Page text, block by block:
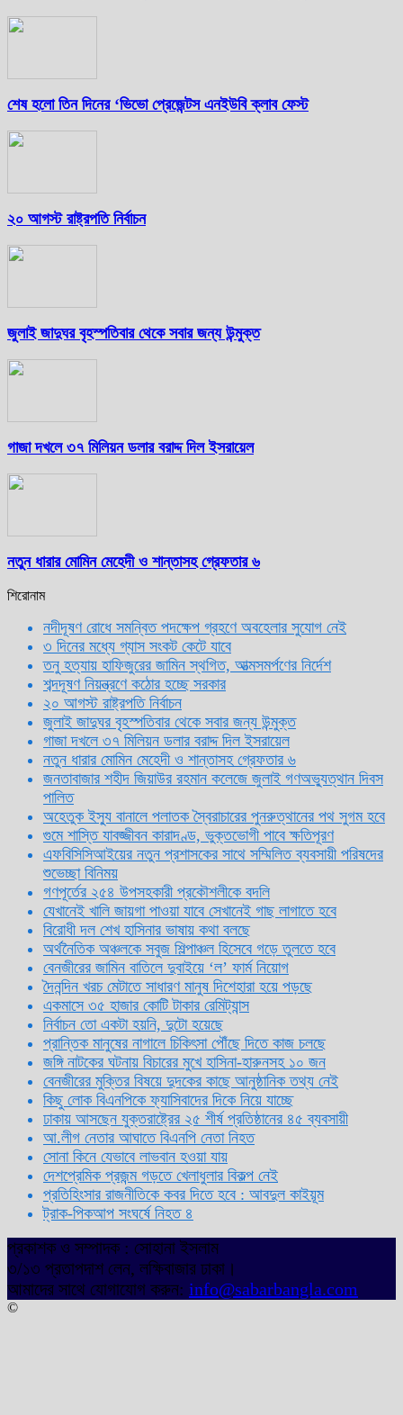
শেষ হলো তিন দিনের ‘ভিভো প্রেজেন্টস এনইউবি ক্লাব ফেস্ট
২০ আগস্ট রাষ্ট্রপতি নির্বাচন
জুলাই জাদুঘর বৃহস্পতিবার থেকে সবার জন্য উন্মুক্ত
গাজা দখলে ৩৭ মিলিয়ন ডলার বরাদ্দ দিল ইসরায়েল
নতুন ধারার মোমিন মেহেদী ও শান্তাসহ গ্রেফতার ৬
শিরোনাম
নদীদূষণ রোধে সমন্বিত পদক্ষেপ গ্রহণে অবহেলার সুযোগ নেই
৩ দিনের মধ্যে গ্যাস সংকট কেটে যাবে
তনু হত্যায় হাফিজুরের জামিন স্থগিত, আত্মসমর্পণের নির্দেশ
শব্দদূষণ নিয়ন্ত্রণে কঠোর হচ্ছে সরকার
২০ আগস্ট রাষ্ট্রপতি নির্বাচন
জুলাই জাদুঘর বৃহস্পতিবার থেকে সবার জন্য উন্মুক্ত
গাজা দখলে ৩৭ মিলিয়ন ডলার বরাদ্দ দিল ইসরায়েল
নতুন ধারার মোমিন মেহেদী ও শান্তাসহ গ্রেফতার ৬
জনতাবাজার শহীদ জিয়াউর রহমান কলেজে জুলাই গণঅভ্যুত্থান দিবস
পালিত
অহেতুক ইস্যু বানালে পলাতক স্বৈরাচারের পুনরুত্থানের পথ সুগম হবে
গুমে শাস্তি যাবজ্জীবন কারাদণ্ড, ভুক্তভোগী পাবে ক্ষতিপূরণ
এফবিসিসিআইয়ের নতুন প্রশাসকের সাথে সম্মিলিত ব্যবসায়ী পরিষদের
শুভেচ্ছা বিনিময়
গণপূর্তের ২৫৪ উপসহকারী প্রকৌশলীকে বদলি
যেখানেই খালি জায়গা পাওয়া যাবে সেখানেই গাছ লাগাতে হবে
বিরোধী দল শেখ হাসিনার ভাষায় কথা বলছে
অর্থনৈতিক অঞ্চলকে সবুজ শিল্পাঞ্চল হিসেবে গড়ে তুলতে হবে
বেনজীরের জামিন বাতিলে দুবাইয়ে ‌‘ল’ ফার্ম নিয়োগ
দৈনন্দিন খরচ মেটাতে সাধারণ মানুষ দিশেহারা হয়ে পড়ছে
একমাসে ৩৫ হাজার কোটি টাকার রেমিট্যান্স
নির্বাচন তো একটা হয়নি, দুটো হয়েছে
প্রান্তিক মানুষের নাগালে চিকিৎসা পৌঁছে দিতে কাজ চলছে
জঙ্গি নাটকের ঘটনায় বিচারের মুখে হাসিনা-হারুনসহ ১০ জন
বেনজীরের মুক্তির বিষয়ে দুদকের কাছে আনুষ্ঠানিক তথ্য নেই
কিছু লোক বিএনপিকে ফ্যাসিবাদের দিকে নিয়ে যাচ্ছে
ঢাকায় আসছেন যুক্তরাষ্ট্রের ২৫ শীর্ষ প্রতিষ্ঠানের ৪৫ ব্যবসায়ী
আ.লীগ নেতার আঘাতে বিএনপি নেতা নিহত
সোনা কিনে যেভাবে লাভবান হওয়া যায়
দেশপ্রেমিক প্রজন্ম গড়তে খেলাধুলার বিকল্প নেই
প্রতিহিংসার রাজনীতিকে কবর দিতে হবে : আবদুল কাইয়ূম
ট্রাক-পিকআপ সংঘর্ষে নিহত ৪
প্রকাশক ও সম্পাদক : সোহানা ইসলাম
৩/১৩ প্রতাপদাশ লেন, লক্ষিবাজার ঢাকা।
আমাদের সাথে যোগাযোগ করুন: info@sabarbangla.com
©